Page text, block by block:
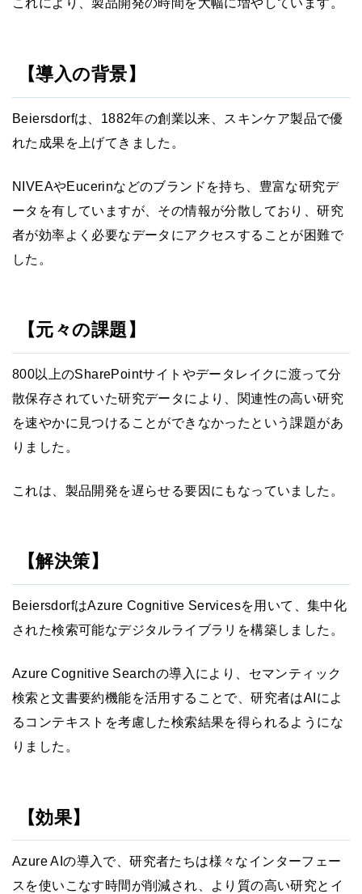
これにより、製品開発の時間を大幅に増やしています。
【導入の背景】
Beiersdorfは、1882年の創業以来、スキンケア製品で優
れた成果を上げてきました。
NIVEAやEucerinなどのブランドを持ち、豊富な研究デ
ータを有していますが、その情報が分散しており、研究
者が効率よく必要なデータにアクセスすることが困難で
した。
【元々の課題】
800以上のSharePointサイトやデータレイクに渡って分
散保存されていた研究データにより、関連性の高い研究
を速やかに見つけることができなかったという課題があ
りました。
これは、製品開発を遅らせる要因にもなっていました。
【解決策】
BeiersdorfはAzure Cognitive Servicesを用いて、集中化
された検索可能なデジタルライブラリを構築しました。
Azure Cognitive Searchの導入により、セマンティック
検索と文書要約機能を活用することで、研究者はAIによ
るコンテキストを考慮した検索結果を得られるようにな
りました。
【効果】
Azure AIの導入で、研究者たちは様々なインターフェー
スを使いこなす時間が削減され、より質の高い研究とイ